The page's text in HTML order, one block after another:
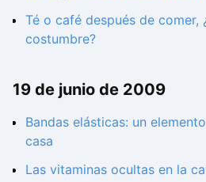
Té o café después de comer,
costumbre?
19 de junio de 2009
Bandas elásticas: un
casa
Las vitaminas ocultas en la